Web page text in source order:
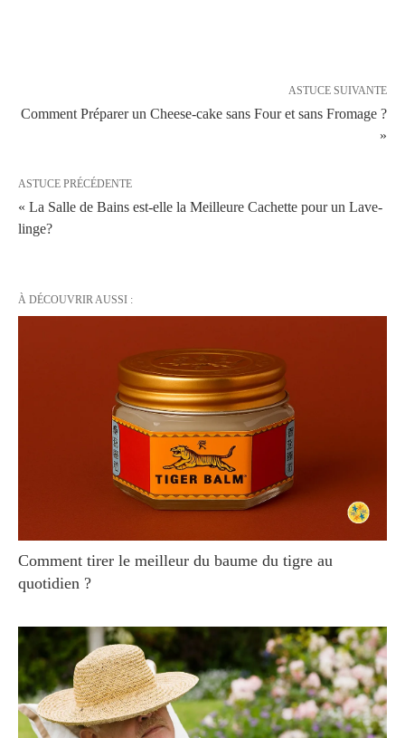
ASTUCE SUIVANTE
Comment Préparer un Cheese-cake sans Four et sans Fromage ?
»
ASTUCE PRÉCÉDENTE
« La Salle de Bains est-elle la Meilleure Cachette pour un Lave-
linge?
À DÉCOUVRIR AUSSI :
Comment tirer le meilleur du baume du tigre au
quotidien ?